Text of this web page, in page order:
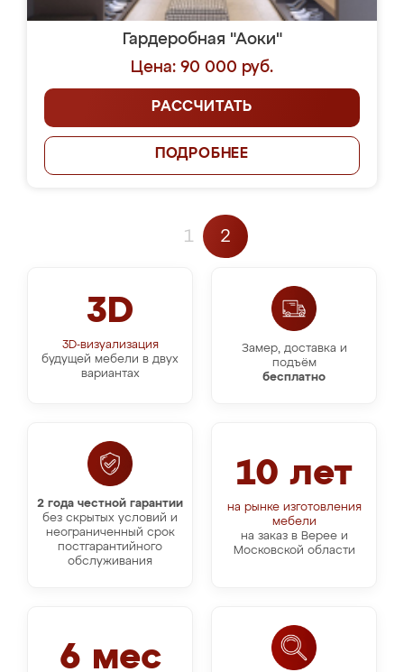
Гардеробная "Аоки"
Цена: 90 000 руб.
РАССЧИТАТЬ
ПОДРОБНЕЕ
1 2
3D
3D-визуализация
будущей мебели в двух
вариантах
Замер, доставка и
подъём
бесплатно
10 лет
на рынке изготовления
мебели
на заказ в Верее и
Московской области
2 года честной гарантии
без скрытых условий и
неограниченный срок
постгарантийного
обслуживания
6 мес